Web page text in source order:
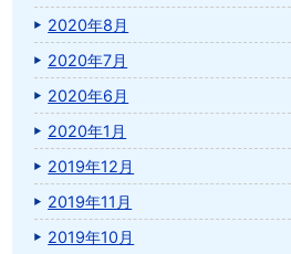
2020年8月
2020年7月
2020年6月
2020年1月
2019年12月
2019年11月
2019年10月